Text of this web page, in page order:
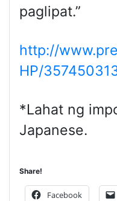
paglipat.”
http://
HP/
*Lahat ng
Japanese.
Share!
Facebook